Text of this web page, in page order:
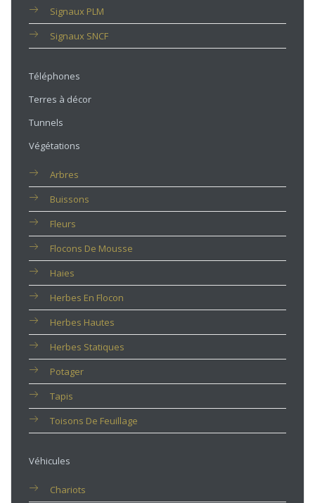
Signaux PLM
Signaux SNCF
Téléphones
Terres à décor
Tunnels
Végétations
Arbres
Buissons
Fleurs
Flocons De Mousse
Haies
Herbes En Flocon
Herbes Hautes
Herbes Statiques
Potager
Tapis
Toisons De Feuillage
Véhicules
Chariots